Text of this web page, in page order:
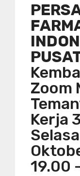
Zoom
Kerja
19.00